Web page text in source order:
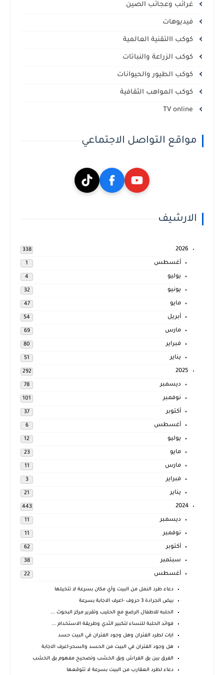
غرائب وعجائب الصين
فيديوهات
كوكب االتقنية العالمية
كوكب الزراعة والنباتات
كوكب الطيور والحيوانات
كوكب المواهب الثقافية
مواقع التواصل الاجتماعي
الارشيف
2026
338
أغسطس 1
يوليو 4
يونيو 32
مايو 47
أبريل 54
مارس 69
فبراير 80
يناير 51
2025
292
ديسمبر 78
نوفمبر 101
أكتوبر 37
أغسطس 6
يوليو 12
مايو 23
مارس 11
فبراير 3
يناير 21
2024
443
ديسمبر 11
نوفمبر 11
أكتوبر 62
سبتمبر 38
أغسطس 22
دعاء طرد النمل من البيت وأي مكان بسرعة لا تتخيلها
بيض الجرادة 3 حروف -اعرف الاجابة بسرعة
الحلبه للاطفال الرضع مع الحليب وتقرير مركز البحوث ...
فوائد الحلبة للنساء لتكبير الثدي وطريقة الاستخدام ...
ايات لطرد الفئران وهل وجود الفئران في البيت حسد
هل وجود الفئران في البيت من الحسد والسحر-اعرف الاجابة
الفرق بين بق الفراش وبق الخشب وتصحيح مفهوم بق الخشب
دعاء لطرد العقارب من البيت بسرعة لا تتوقعها